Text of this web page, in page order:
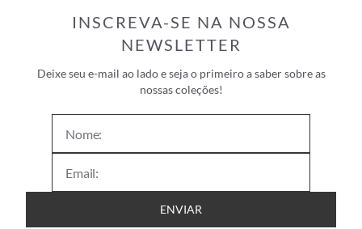
INSCREVA-SE NA NOSSA
NEWSLETTER
Deixe seu e-mail ao lado e seja o primeiro a saber sobre as
nossas coleções!
ENVIAR